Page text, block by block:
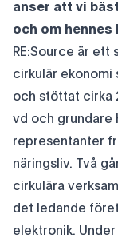
anser att vi
och om
RE:Source är
cirkulär ekonomi
och stöttat cirka
vd och grundare
representanter
näringsliv. Två
cirkulära
det ledande
elektronik.